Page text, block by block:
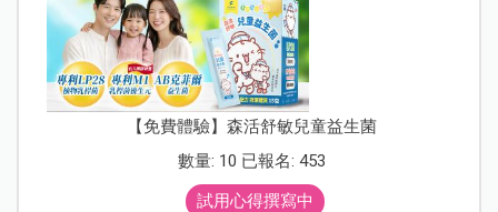
【免費體驗】森活舒敏兒童益生菌
數量: 10 已報名: 453
試用心得撰寫中